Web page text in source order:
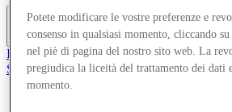
Altro
Il Club
Salvata
it
Potete modificare le vostre preferenze e
consenso in qualsiasi momento, cliccando
nel piè di pagina del nostro sito web. La
pregiudica la liceità del trattamento dei dati
momento.